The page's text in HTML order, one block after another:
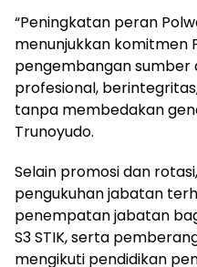
“Peningkatan peran
menunjukkan komitmen
pengembangan sumber
profesional,
tanpa membedakan
Trunoyudo.
Selain promosi dan
pengukuhan jabatan
penempatan jabatan
S3 STIK, serta
mengikuti pendidikan